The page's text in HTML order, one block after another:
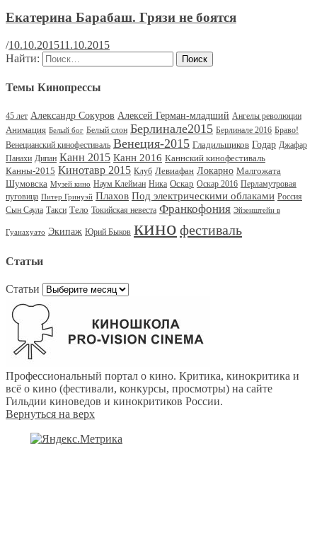
Екатерина Барабаш. Грязи не боятся
/10.10.201511.10.2015
Найти:
Темы Кинопрессы
45 лет Александр Сокуров Алексей Герман-младший Ангелы революции
Анимация Белый бог Белый слон Берлинале2015 Берлинале 2016 Браво!
Венецианский кинофестиваль Венеция-2015 Гладильщиков Годар Джафар
Панахи Дипан Канн 2015 Канн 2016 Каннский кинофестиваль
Канны-2015 Кинотавр 2015 Клуб Левиафан Локарно Малгожата
Шумовска Музей кино Наум Клейман Ника Оскар Оскар 2016 Перламутровая
пуговица Питер Гринуэй Плахов Под электрическими облаками Россия
Сын Саула Такси Тело Токийская невеста Франкофония Эйзенштейн в
Гуанахуато Экипаж Юрий Быков кино фестиваль
Статьи
Статьи
Профессиональный портал о кино. Критика, кинокритика и
всё о кино (фестивали, конкурсы, просмотры) на сайте
Гильдии киноведов и кинокритиков России.
Вернуться на верх